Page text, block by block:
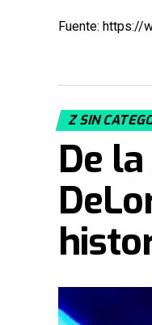
Fuente: https://
Z SIN
De